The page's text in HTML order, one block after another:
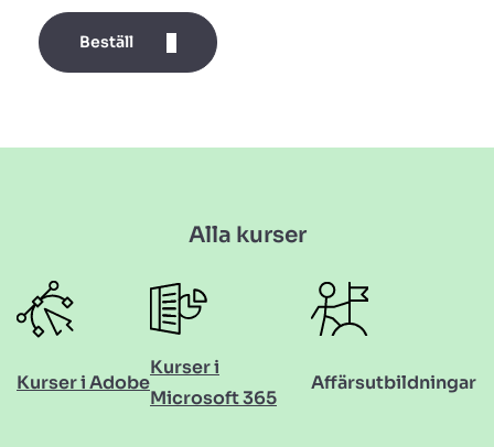
Beställ
Alla kurser
Kurser i Adobe
Kurser i
Microsoft 365
Affärsutbildningar